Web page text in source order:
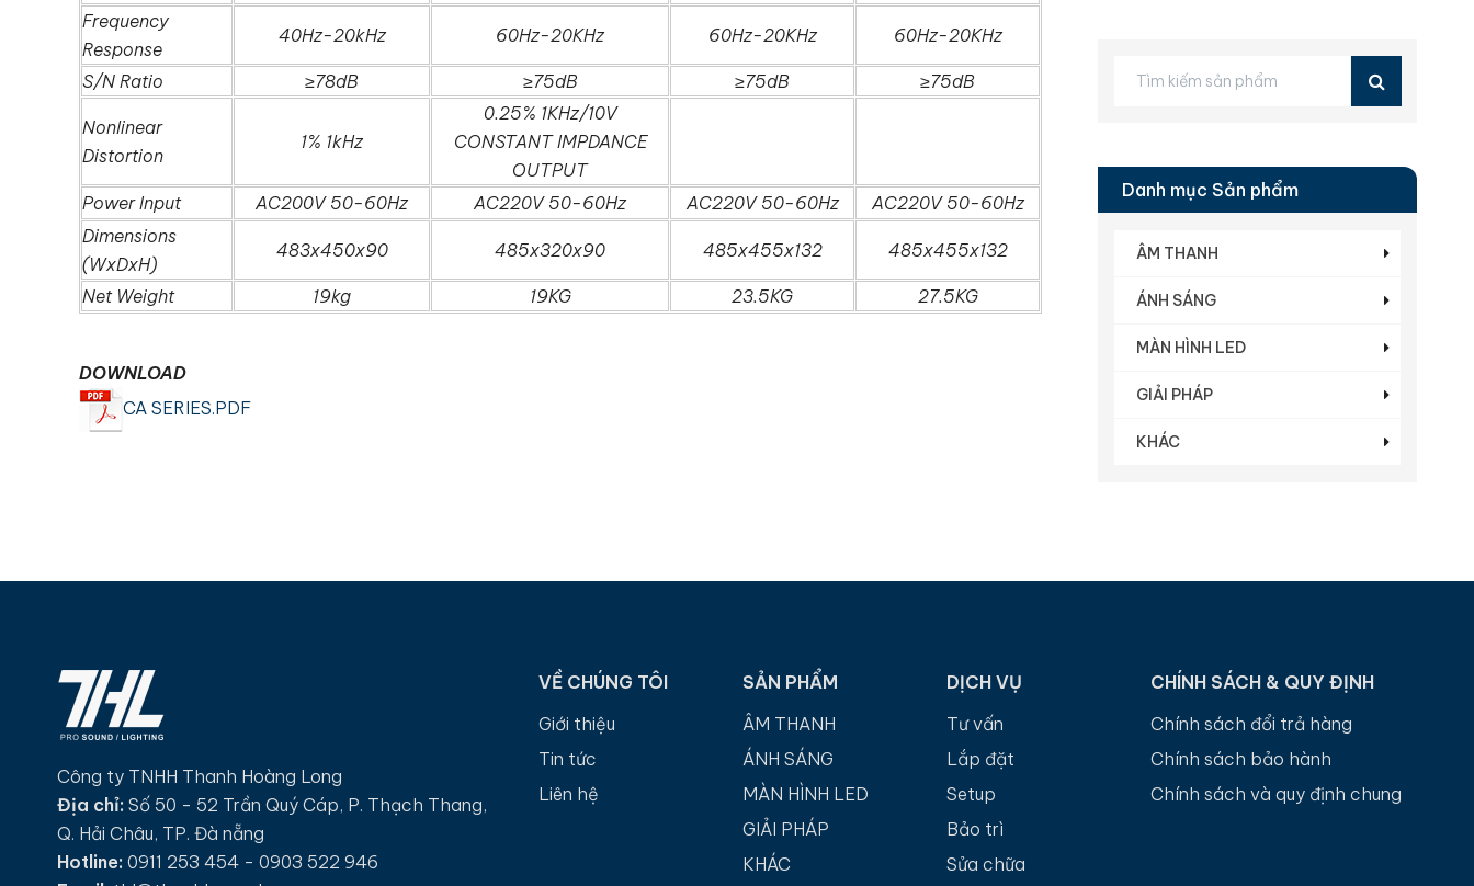
Frequency
Response
40Hz-20kHz 60Hz-20KHz 60Hz-20KHz 60Hz-20KHz
S/N Ratio ≥78dB ≥75dB ≥75dB ≥75dB
Nonlinear
Distortion
1% 1kHz
0.25% 1KHz/10V
CONSTANT IMPDANCE
OUTPUT
Power Input
AC200V 50-60Hz AC220V 50-60Hz AC220V 50-60Hz
AC220V 50-60Hz
Dimensions
(WxDxH)
483x450x90 485x320x90 485x455x132 485x455x132
Net Weight 19kg 19KG 23.5KG 27.5KG
DOWNLOAD
CA SERIES.PDF
Danh mục Sản phẩm
ÂM THANH
ÁNH SÁNG
MÀN HÌNH LED
GIẢI PHÁP
KHÁC
Công ty TNHH Thanh Hoàng Long
Địa chỉ: Số 50 - 52 Trần Quý Cáp, P. Thạch Thang,
Q. Hải Châu, TP. Đà nẵng
Hotline: 0911 253 454 - 0903 522 946
VỀ CHÚNG TÔI
Giới thiệu
Tin tức
Liên hệ
SẢN PHẨM
ÂM THANH
ÁNH SÁNG
MÀN HÌNH LED
GIẢI PHÁP
KHÁC
DỊCH VỤ
Tư vấn
Lắp đặt
Setup
Bảo trì
Sửa chữa
CHÍNH SÁCH & QUY ĐỊNH
Chính sách đổi trả hàng
Chính sách bảo hành
Chính sách và quy định chung